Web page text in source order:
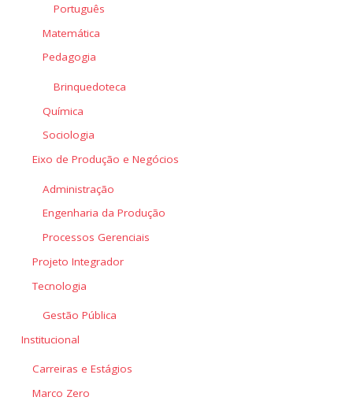
Português
Matemática
Pedagogia
Brinquedoteca
Química
Sociologia
Eixo de Produção e Negócios
Administração
Engenharia da Produção
Processos Gerenciais
Projeto Integrador
Tecnologia
Gestão Pública
Institucional
Carreiras e Estágios
Marco Zero